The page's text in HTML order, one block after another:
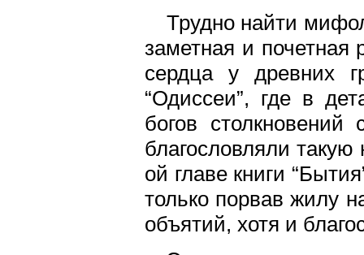
Трудно найти
заметная и почетная
сердца у древних
“Одиссеи”, где в
богов
благословляли
ой главе книги
только порвав жилу
объятий, хотя и